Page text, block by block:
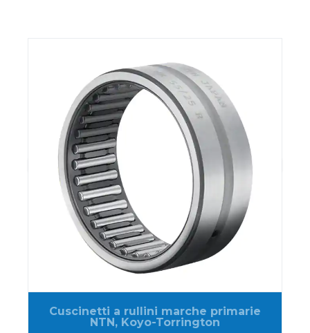
Cuscinetti a rullini marche primarie
NTN, Koyo-Torrington